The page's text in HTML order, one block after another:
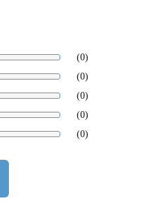
(0)
(0)
(0)
(0)
(0)